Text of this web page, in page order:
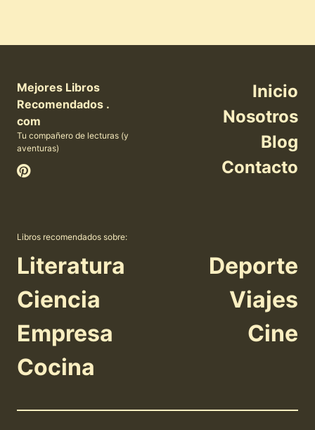
Mejores Libros
Recomendados .
com
Tu compañero de lecturas (y
aventuras)
Inicio
Nosotros
Blog
Contacto
Libros recomendados sobre:
Literatura
Ciencia
Empresa
Cocina
Deporte
Viajes
Cine